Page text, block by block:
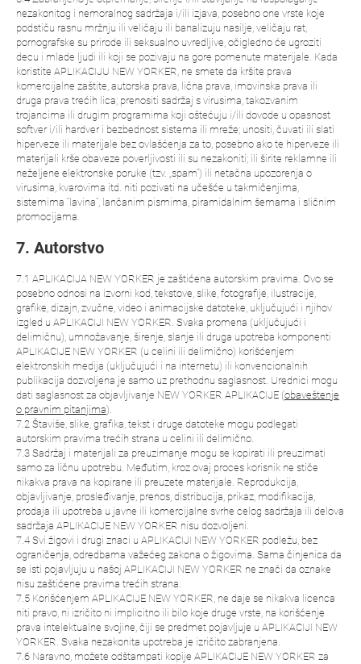
nezakonitog i nemoralnog sadržaja i/ili izjava, posebno one vrste koje
podstiču rasnu mržnju ili veličaju ili banalizuju nasilje, veličaju rat,
pornografske su prirode ili seksualno uvredljive, očigledno će ugroziti
decu i mlade ljudi ili koji se pozivaju na gore pomenute materijale. Kada
koristite APLIKACIJU NEW YORKER, ne smete da kršite prava
komercijalne zaštite, autorska prava, lična prava, imovinska prava ili
druga prava trećih lica; prenositi sadržaj s virusima, takozvanim
trojancima ili drugim programima koji oštećuju i/ili dovode u opasnost
softver i/ili hardver i bezbednost sistema ili mreže; unositi, čuvati ili slati
hiperveze ili materijale bez ovlašćenja za to, posebno ako te hiperveze ili
materijali krše obaveze poverljivosti ili su nezakoniti; ili širite reklamne ili
neželjene elektronske poruke (tzv. „spam”) ili netačna upozorenja o
virusima, kvarovima itd. niti pozivati na učešće u takmičenjima,
sistemima “lavina”, lančanim pismima, piramidalnim šemama i sličnim
promocijama.
7. Autorstvo
7.1 APLIKACIJA NEW YORKER je zaštićena autorskim pravima. Ovo se
posebno odnosi na izvorni kod, tekstove, slike, fotografije, ilustracije,
grafike, dizajn, zvučne, video i animacijske datoteke, uključujući i njihov
izgled u APLIKACIJI NEW YORKER. Svaka promena (uključujući i
delimičnu), umnožavanje, širenje, slanje ili druga upotreba komponenti
APLIKACIJE NEW YORKER (u celini ili delimično) korišćenjem
elektronskih medija (uključujući i na internetu) ili konvencionalnih
publikacija dozvoljena je samo uz prethodnu saglasnost. Urednici mogu
dati saglasnost za objavljivanje NEW YORKER APLIKACIJE (obaveštenje
o pravnim pitanjima).
7.2 Štaviše, slike, grafika, tekst i druge datoteke mogu podlegati
autorskim pravima trećih strana u celini ili delimično.
7.3 Sadržaj i materijali za preuzimanje mogu se kopirati ili preuzimati
samo za ličnu upotrebu. Međutim, kroz ovaj proces korisnik ne stiče
nikakva prava na kopirane ili preuzete materijale. Reprodukcija,
objavljivanje, prosleđivanje, prenos, distribucija, prikaz, modifikacija,
prodaja ili upotreba u javne ili komercijalne svrhe celog sadržaja ili delova
sadržaja APLIKACIJE NEW YORKER nisu dozvoljeni.
7.4 Svi žigovi i drugi znaci u APLIKACIJI NEW YORKER podležu, bez
ograničenja, odredbama važećeg zakona o žigovima. Sama činjenica da
se isti pojavljuju u našoj APLIKACIJI NEW YORKER ne znači da oznake
nisu zaštićene pravima trećih strana.
7.5 Korišćenjem APLIKACIJE NEW YORKER, ne daje se nikakva licenca
niti pravo, ni izričito ni implicitno ili bilo koje druge vrste, na korišćenje
prava intelektualne svojine, čiji se predmet pojavljuje u APLIKACIJI NEW
YORKER. Svaka nezakonita upotreba je izričito zabranjena.
7.6 Naravno, možete odštampati kopije APLIKACIJE NEW YORKER za